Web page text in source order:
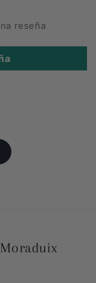
reseña